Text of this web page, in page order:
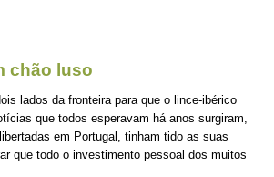
chão luso
lados da fronteira para que o lince-ibérico
que todos esperavam há anos surgiram,
em Portugal, tinham tido as suas
que todo o investimento pessoal dos muitos